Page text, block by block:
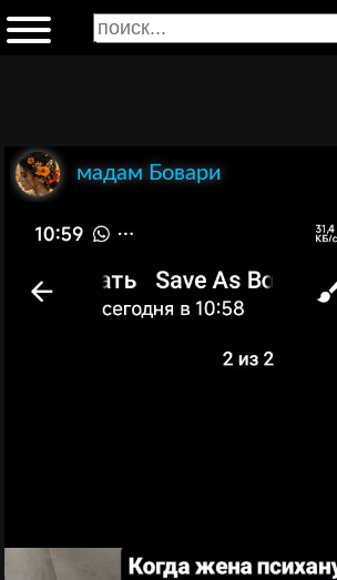
мадам Бовари